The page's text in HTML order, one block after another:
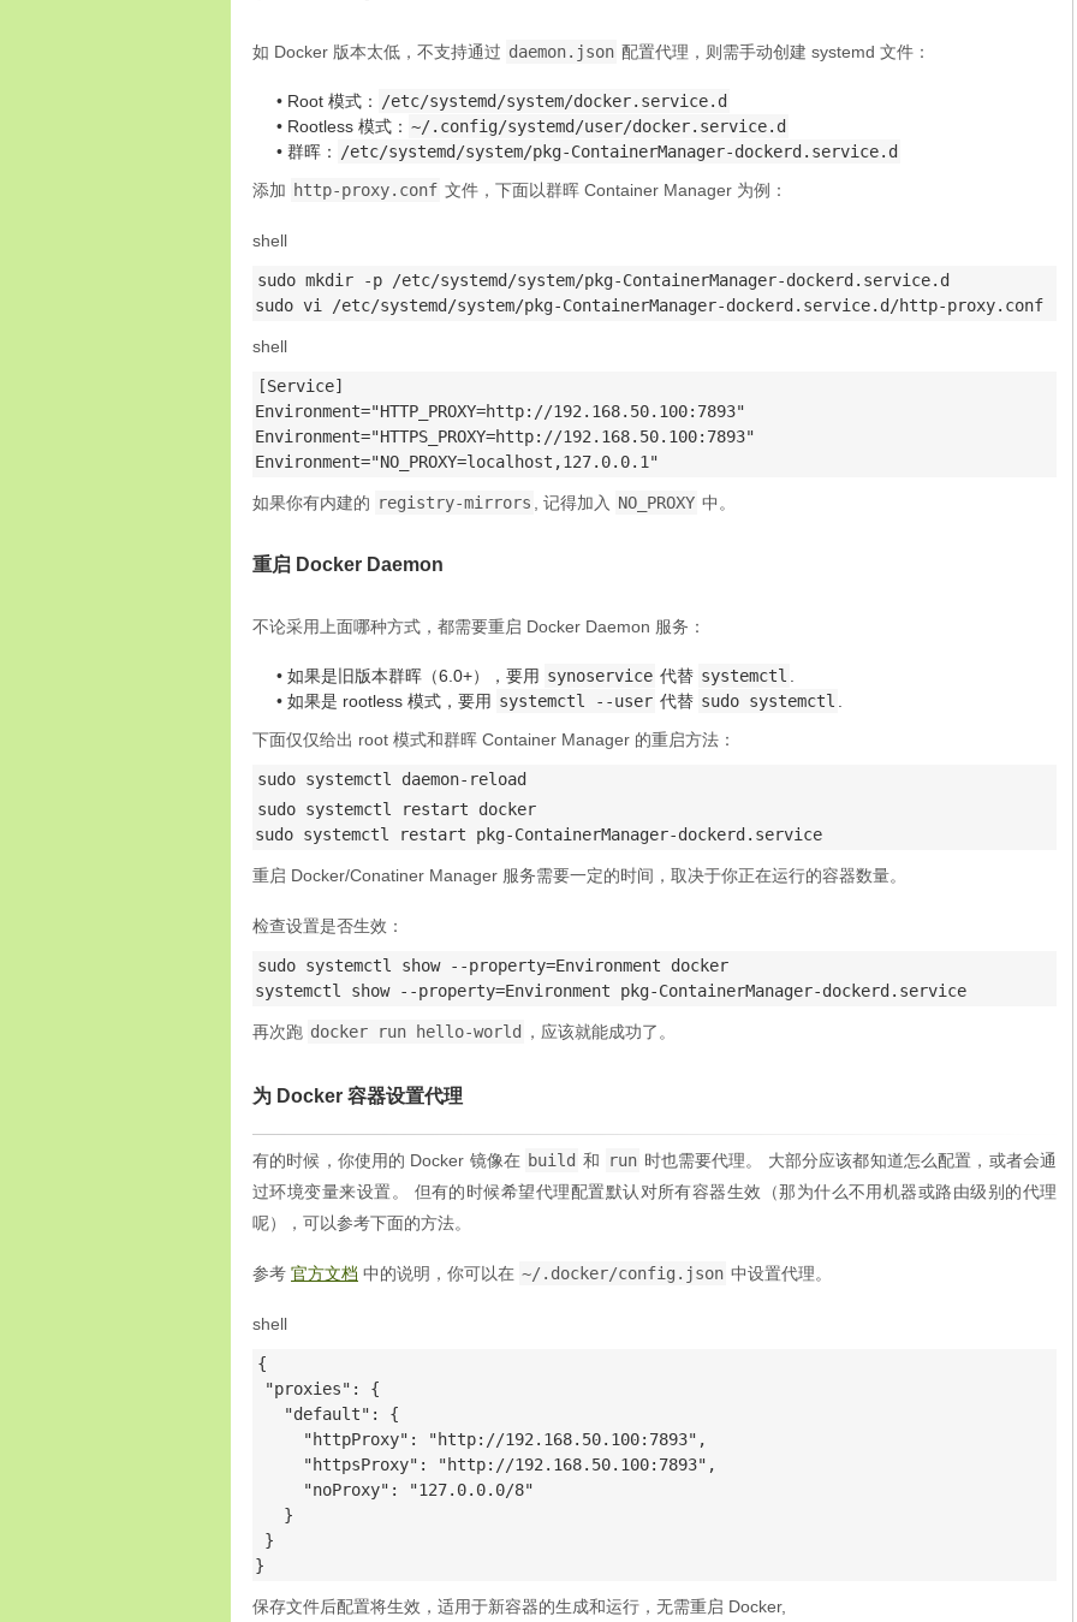
如 Docker 版本太低，不支持通过 daemon.json 配置代理，则需手动创建 systemd 文件：
Root 模式：
/etc/systemd/system/docker.service.d
Rootless 模式： ~/.config/systemd/user/docker.service.d
群晖：
/etc/systemd/system/pkg-ContainerManager-dockerd.service.d
添加 http-proxy.conf 文件，下面以群晖 Container Manager 为例：
shell
sudo mkdir -p /etc/systemd/system/pkg-ContainerManager-dockerd.service.d
sudo vi /etc/systemd/system/pkg-ContainerManager-dockerd.service.d/http-proxy.conf
shell
[Service]
Environment="HTTP_PROXY=http://192.168.50.100:7893"
Environment="HTTPS_PROXY=http://192.168.50.100:7893"
Environment="NO_PROXY=localhost,127.0.0.1"
如果你有内建的 registry-mirrors , 记得加入 NO_PROXY 中。
重启 Docker Daemon
不论采用上面哪种方式，都需要重启 Docker Daemon 服务：
如果是旧版本群晖（6.0+），要用 synoservice 代替 systemctl
如果是 rootless 模式，要用 systemctl --user 代替 sudo systemctl
下面仅仅给出 root 模式和群晖 Container Manager 的重启方法：
sudo systemctl daemon-reload
sudo systemctl restart docker
sudo systemctl restart pkg-ContainerManager-dockerd.service
重启 Docker/Conatiner Manager 服务需要一定的时间，取决于你正在运行的容器数量。
检查设置是否生效：
sudo systemctl show --property=Environment docker
systemctl show --property=Environment pkg-ContainerManager-dockerd.service
再次跑 docker run hello-world ，应该就能成功了。
为 Docker 容器设置代理
有的时候，你使用的 Docker 镜像在 build 和 run 时也需要代理。 大部分应该都知道怎么配置，或者会通
过环境变量来设置。 但有的时候希望代理配置默认对所有容器生效（那为什么不用机器或路由级别的代理
呢），可以参考下面的方法。
参考 官方文档 中的说明，你可以在 ~/.docker/config.json 中设置代理。
shell
{
"proxies": {
   "default": {
     "httpProxy": "http://192.168.50.100:7893",
     "httpsProxy": "http://192.168.50.100:7893",
     "noProxy": "127.0.0.0/8"
   }
}
}
保存文件后配置将生效，适用于新容器的生成和运行，无需重启 Docker,